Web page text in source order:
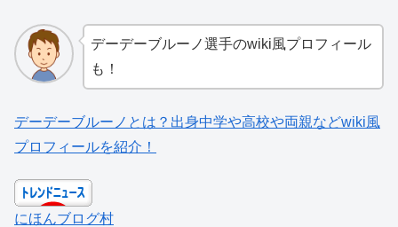
デーデーブルーノ選手のwiki風プロフィール
も！
デーデーブルーノとは？出身中学や高校や両親などwiki風
プロフィールを紹介！
にほんブログ村